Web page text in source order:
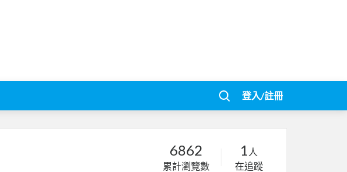
登入/註冊
6862
累計瀏覽數
1 人
在追蹤